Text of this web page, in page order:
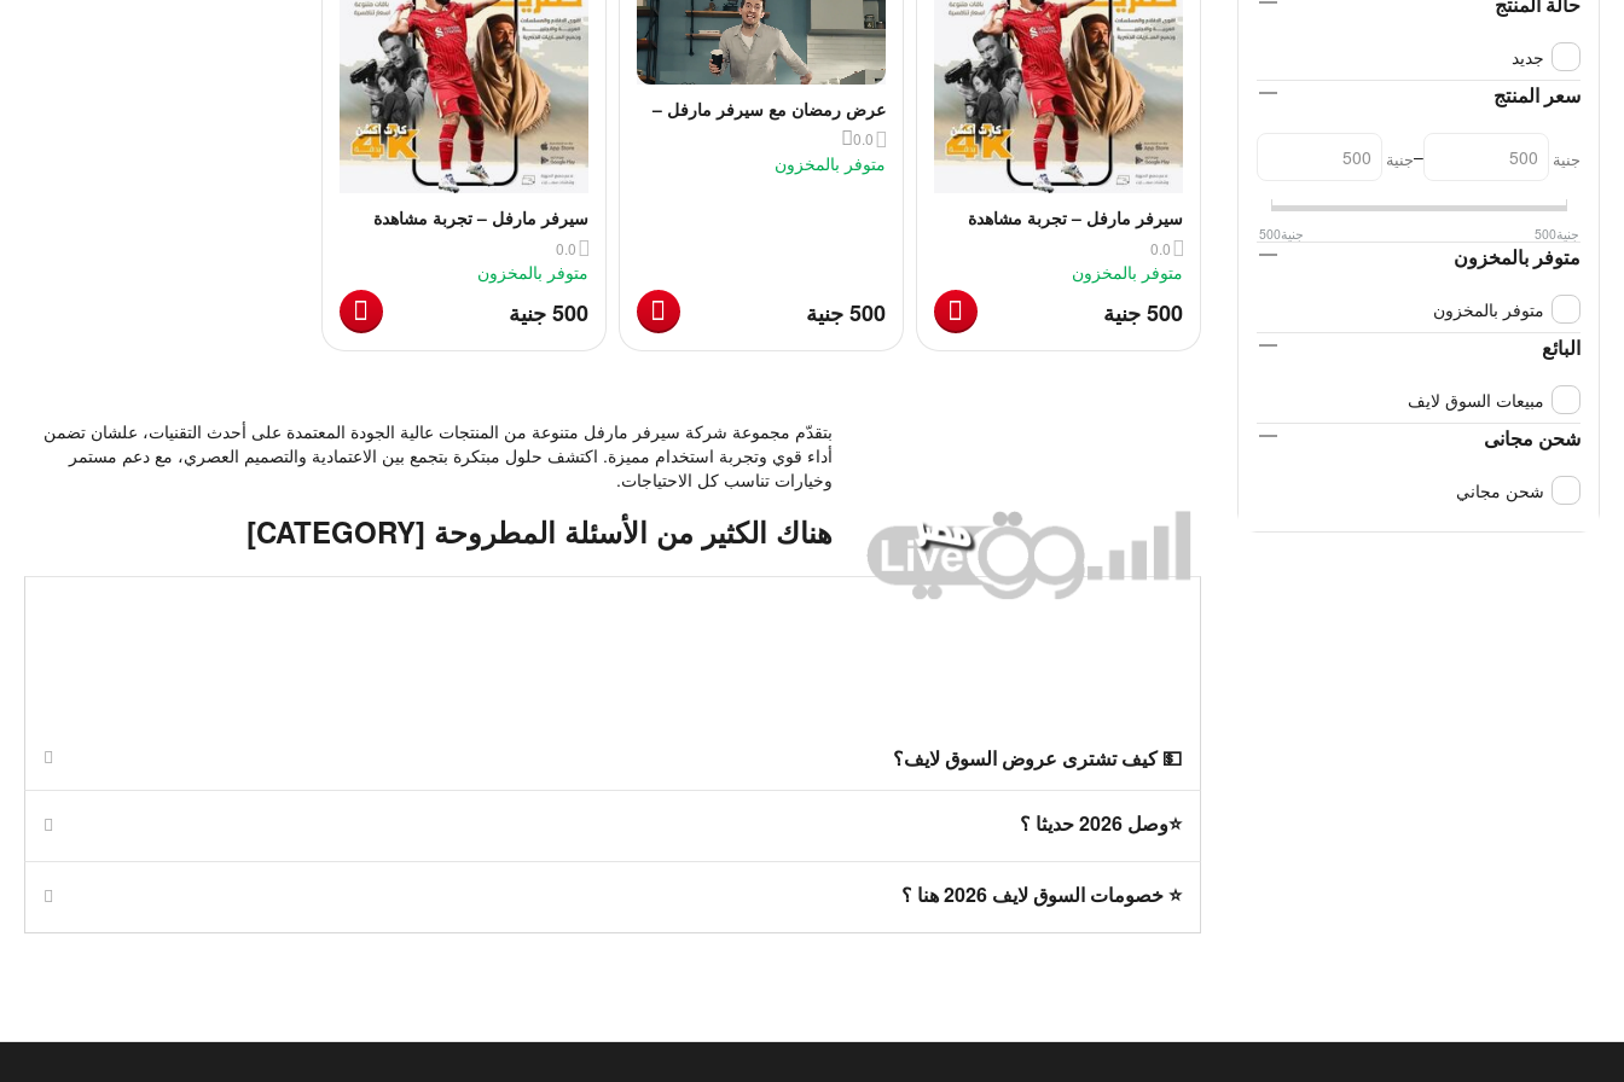
بتقدّم مجموعة شركة سيرفر مارفل متنوعة من المنتجات عالية الجودة المعتمدة على أحدث التقنيات، علشان تضمن
أداء قوي وتجربة استخدام مميزة. اكتشف حلول مبتكرة بتجمع بين الاعتمادية والتصميم العصري، مع دعم مستمر
وخيارات تناسب كل الاحتياجات.
هناك الكثير من الأسئلة المطروحة [CATEGORY]
💵 كيف تشترى عروض السوق لايف؟
⭐وصل 2026 حديثا ؟
⭐ خصومات السوق لايف 2026 هنا ؟
سيرفر مارفل – تجربة مشاهدة
متكاملة بجودة عالية
0.0
متوفر بالمخزون
جنية‍500‍
عرض رمضان مع سيرفر مارفل –
جميع مسلسلات رمضان بدون
فواصل
0.0
متوفر بالمخزون
جنية‍500‍
سيرفر مارفل – تجربة مشاهدة
متكاملة بجودة عالية
0.0
متوفر بالمخزون
جنية‍500‍
جديد
سعر المنتج
جنية –جنية
جنية500 جنية500
متوفر بالمخزون
متوفر بالمخزون
البائع
مبيعات السوق لايف
شحن مجانى
شحن مجاني